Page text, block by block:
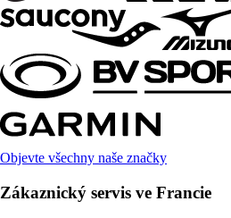
Objevte všechny naše značky
Zákaznický servis ve Francie